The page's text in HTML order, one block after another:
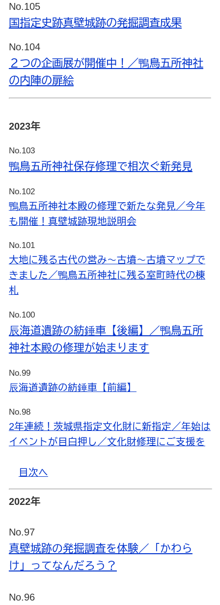
No.105
国指定史跡真壁城跡の発掘調査成果
No.104
２つの企画展が開催中！／鴨鳥五所神社
の内陣の扉絵
2023年
No.103
鴨鳥五所神社保存修理で相次ぐ新発見
No.102
鴨鳥五所神社本殿の修理で新たな発見／今年
も開催！真壁城跡現地説明会
No.101
大地に残る古代の営み～古墳～古墳マップで
きました／鴨鳥五所神社に残る室町時代の棟
札
No.100
辰海道遺跡の紡錘車【後編】／鴨鳥五所
神社本殿の修理が始まります
No.99
辰海道遺跡の紡錘車【前編】
No.98
2年連続！茨城県指定文化財に新指定／年始は
イベントが目白押し／文化財修理にご支援を
目次へ
2022年
No.97
真壁城跡の発掘調査を体験／「かわら
け」ってなんだろう？
No.96